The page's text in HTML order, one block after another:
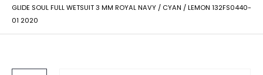
GLIDE SOUL FULL WETSUIT 3 MM ROYAL NAVY / CYAN / LEMON 132FS0440-
01 2020